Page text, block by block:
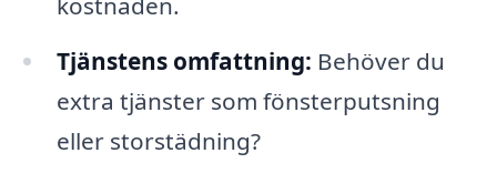
Tjänstens omfattning: Behöver du
extra tjänster som fönsterputsning
eller storstädning?